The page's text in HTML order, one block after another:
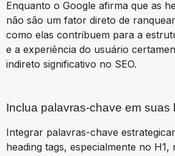
Enquanto o Google afirma que as
não são um fator direto de
como elas contribuem para a
e a experiência do usuário
indireto significativo no SEO.
Inclua palavras-chave em suas
Integrar palavras-chave
heading tags, especialmente no H1,